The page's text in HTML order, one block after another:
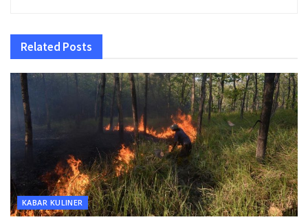
Related Posts
KABAR KULINER